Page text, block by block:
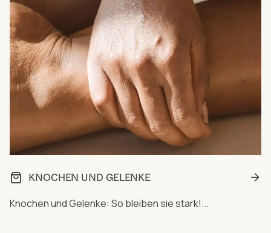
KNOCHEN UND GELENKE
Knochen und Gelenke: So bleiben sie stark!...